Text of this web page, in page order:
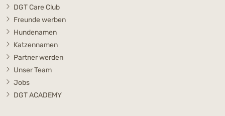
DGT Care Club
Freunde werben
Hundenamen
Katzennamen
Partner werden
Unser Team
Jobs
DGT ACADEMY